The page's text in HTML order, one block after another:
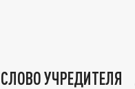
СЛОВО УЧРЕДИТЕЛЯ